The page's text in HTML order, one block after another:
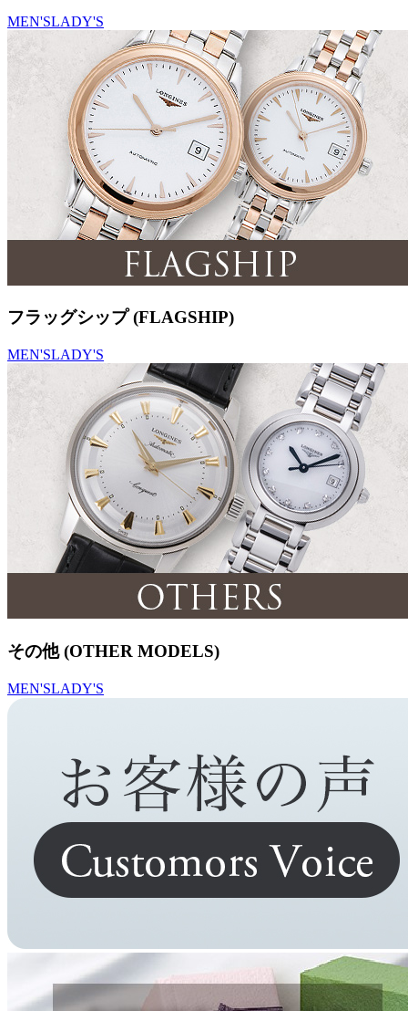
MEN'SLADY'S
フラッグシップ (FLAGSHIP)
MEN'SLADY'S
その他 (OTHER MODELS)
MEN'SLADY'S